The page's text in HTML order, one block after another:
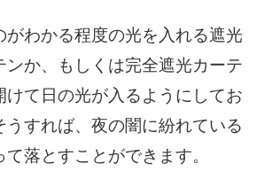
わかる程度の光を入れる遮光
ンか、もしくは完全遮光カーテ
けて日の光が入るようにしてお
うすれば、夜の闇に紛れている
落とすことができます。